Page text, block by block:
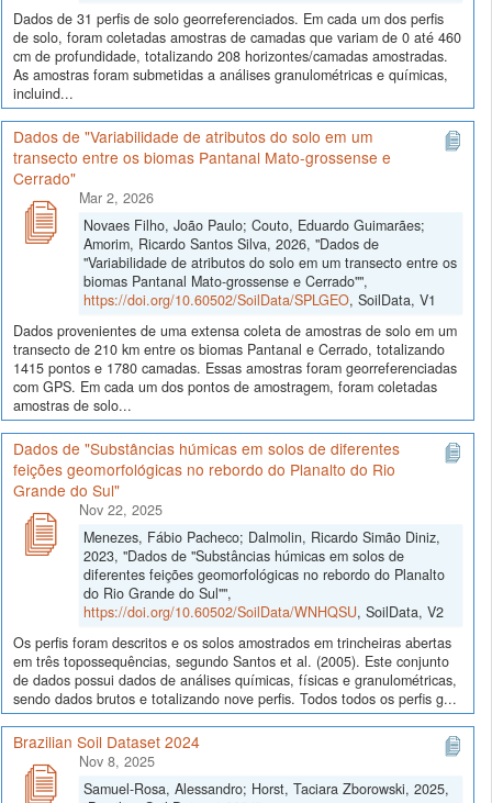
Dados de 31 perfis de solo georreferenciados. Em cada um dos perfis
de solo, foram coletadas amostras de camadas que variam de 0 até 460
cm de profundidade, totalizando 208 horizontes/camadas amostradas.
As amostras foram submetidas a análises granulométricas e químicas,
incluind...
Dados de "Variabilidade de atributos do solo em um
transecto entre os biomas Pantanal Mato-grossense e
Cerrado"
Mar 2, 2026
Novaes Filho, João Paulo; Couto, Eduardo Guimarães;
Amorim, Ricardo Santos Silva, 2026, "Dados de
"Variabilidade de atributos do solo em um transecto entre os
biomas Pantanal Mato-grossense e Cerrado"",
https://doi.org/10.60502/SoilData/SPLGEO, SoilData, V1
Dados provenientes de uma extensa coleta de amostras de solo em um
transecto de 210 km entre os biomas Pantanal e Cerrado, totalizando
1415 pontos e 1780 camadas. Essas amostras foram georreferenciadas
com GPS. Em cada um dos pontos de amostragem, foram coletadas
amostras de solo...
Dados de "Substâncias húmicas em solos de diferentes
feições geomorfológicas no rebordo do Planalto do Rio
Grande do Sul"
Nov 22, 2025
Menezes, Fábio Pacheco; Dalmolin, Ricardo Simão Diniz,
2023, "Dados de "Substâncias húmicas em solos de
diferentes feições geomorfológicas no rebordo do Planalto
do Rio Grande do Sul"",
https://doi.org/10.60502/SoilData/WNHQSU, SoilData, V2
Os perfis foram descritos e os solos amostrados em trincheiras abertas
em três topossequências, segundo Santos et al. (2005). Este conjunto
de dados possui dados de análises químicas, físicas e granulométricas,
sendo dados brutos e totalizando nove perfis. Todos todos os perfis g...
Brazilian Soil Dataset 2024
Nov 8, 2025
Samuel-Rosa, Alessandro; Horst, Taciara Zborowski, 2025,